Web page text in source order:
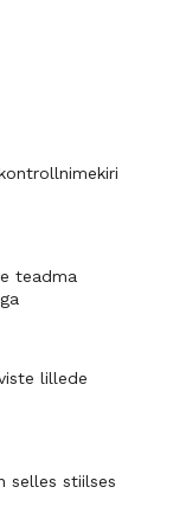
teadma
lillede
selles stiilses